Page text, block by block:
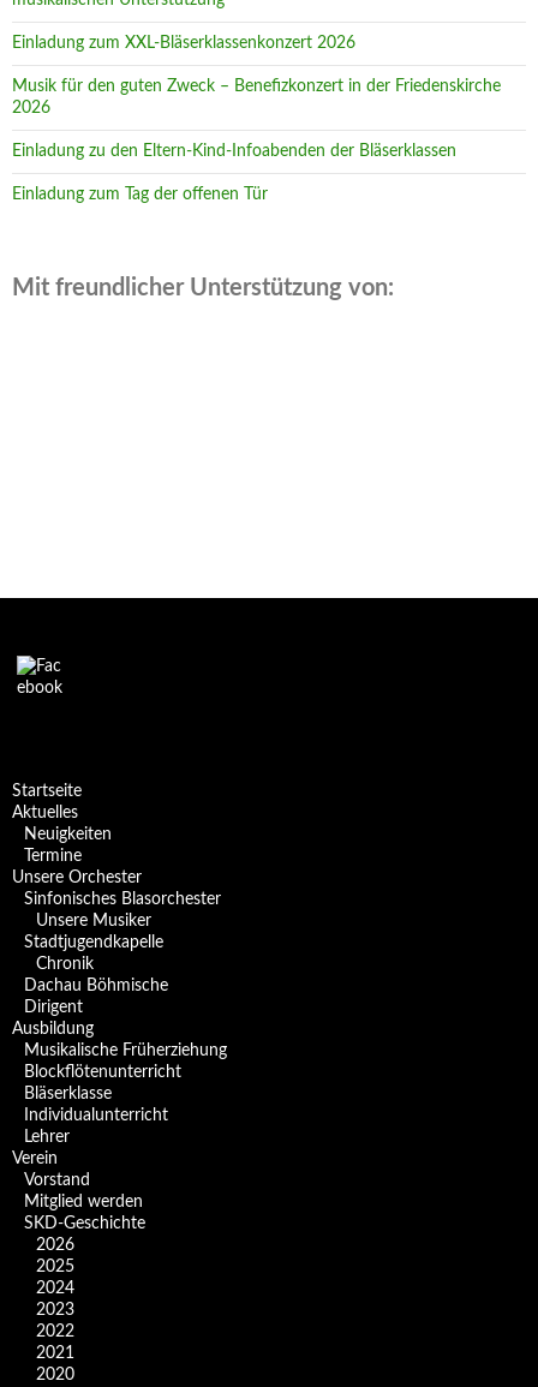
Einladung zum XXL-Bläserklassenkonzert 2026
Musik für den guten Zweck – Benefizkonzert in der Friedenskirche
2026
Einladung zu den Eltern-Kind-Infoabenden der Bläserklassen
Einladung zum Tag der offenen Tür
Mit freundlicher Unterstützung von:
Startseite
Aktuelles
Neuigkeiten
Termine
Unsere Orchester
Sinfonisches Blasorchester
Unsere Musiker
Stadtjugendkapelle
Chronik
Dachau Böhmische
Dirigent
Ausbildung
Musikalische Früherziehung
Blockflötenunterricht
Bläserklasse
Individual­unterricht
Lehrer
Verein
Vorstand
Mitglied werden
SKD-Geschichte
2026
2025
2024
2023
2022
2021
2020